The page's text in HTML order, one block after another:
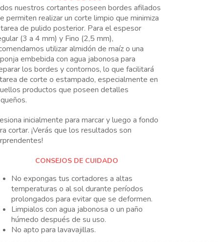
nuestros cortantes poseen bordes afilados
permiten realizar un corte limpio que minimiza
de pulido posterior. Para el espesor
(3 a 4 mm) y Fino (2,5 mm),
utilizar almidón de maíz o una
embebida con agua jabonosa para
los bordes y contornos, lo que facilitará
de corte o estampado, especialmente en
productos que poseen detalles
inicialmente para marcar y luego a fondo
cortar. ¡Verás que los resultados son
CONSEJOS DE CUIDADO
No expongas tus cortadores a altas
temperaturas o al sol durante períodos
prolongados para evitar que se deformen.
Limpialos con agua jabonosa o un paño
húmedo después de su uso.
No apto para lavavajillas.